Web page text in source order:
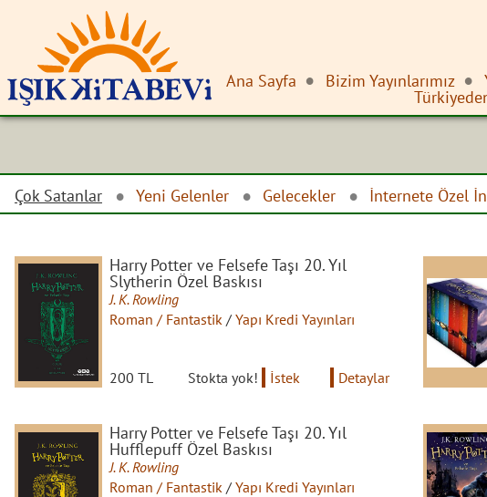
Ana Sayfa Bizim Yayınlarımız
Çok Satanlar Yeni Gelenler Gelecekler İnternete Özel
Harry Potter ve Felsefe Taşı 20. Yıl
Slytherin Özel Baskısı
J. K. Rowling
Roman / Fantastik / Yapı Kredi Yayınları
200 TL Stokta yok! İstek Detaylar
Harry Potter ve Felsefe Taşı 20. Yıl
Hufflepuff Özel Baskısı
J. K. Rowling
Roman / Fantastik / Yapı Kredi Yayınları